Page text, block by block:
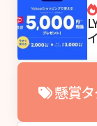
懸賞